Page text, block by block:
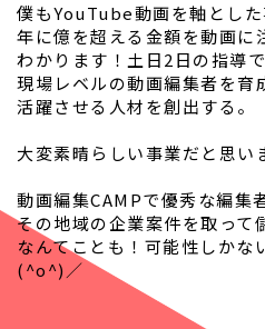
僕もYouTube動画を軸とした
年に億を超える金額を動画に
わかります！土日2日の指導で
現場レベルの動画編集者を育
活躍させる人材を創出する。
大変素晴らしい事業だと思い
動画編集CAMPで優秀な編集
その地域の企業案件を取って
なんてことも！可能性しかな
(^o^)／